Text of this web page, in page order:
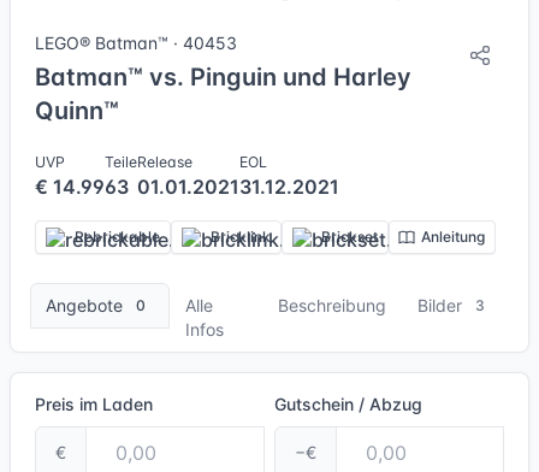
LEGO® Batman™ · 40453
Batman™ vs. Pinguin und Harley
Quinn™
UVP
€ 14.99
Teile
63
Release
01.01.2021
EOL
31.12.2021
Rebrickable Bricklink Brickset Anleitung
Angebote 0
Alle
Infos
Beschreibung Bilder 3
Preis im Laden
€
Gutschein / Abzug
−€